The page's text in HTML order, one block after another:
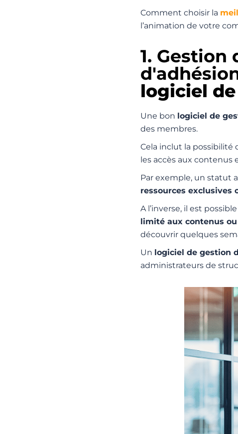
Comment choisir la
l’animation de votre
1.
logiciel
Une bon logiciel de
des membres.
Cela inclut la possibilité
les accès aux contenus
Par exemple, un statut
ressources exclusives
A l’inverse, il est
limité aux contenus
découvrir quelques
Un logiciel de gestion
administrateurs de